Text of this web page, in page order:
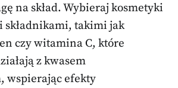
na skład. Wybieraj kosmetyki
składnikami, takimi jak
czy witamina C, które
z kwasem
wspierając efekty